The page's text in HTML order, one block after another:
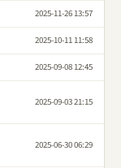
2025-11-26 13:57
2025-10-11 11:58
2025-09-08 12:45
2025-09-03 21:15
2025-06-30 06:29